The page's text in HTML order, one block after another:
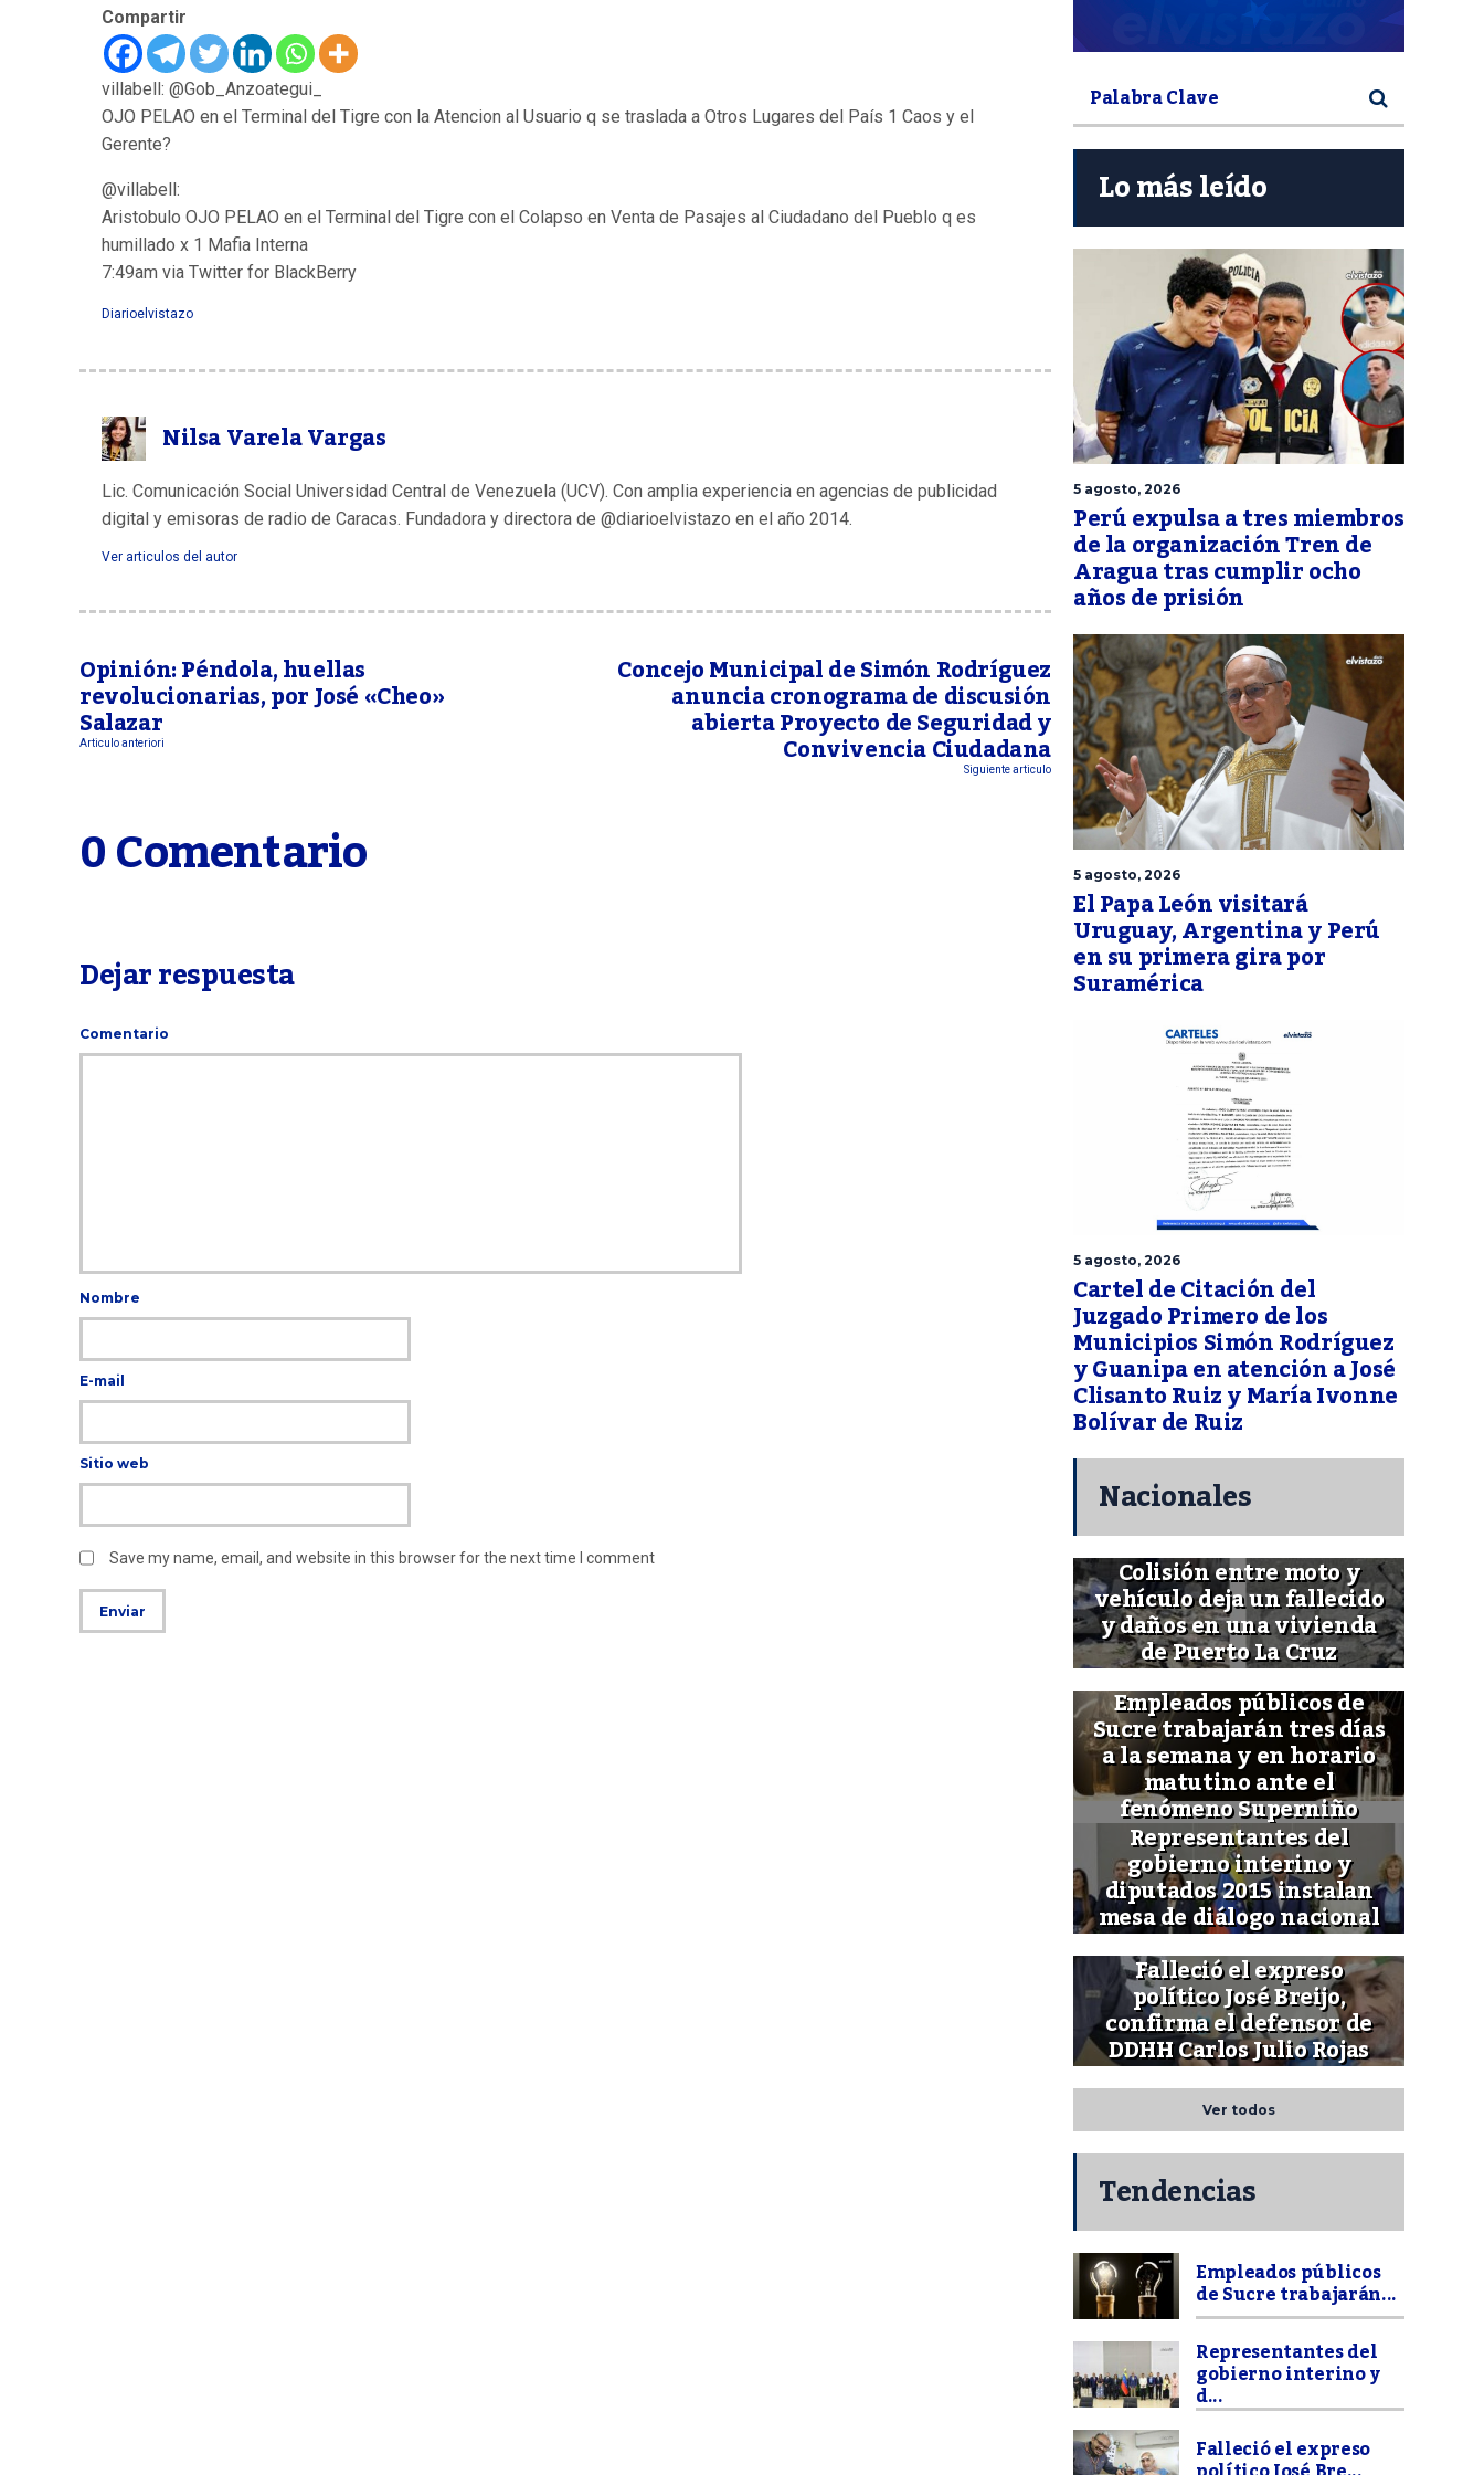
Compartir
villabell: @Gob_Anzoategui_
OJO PELAO en el Terminal del Tigre con la Atencion al Usuario q se traslada a Otros Lugares del País 1 Caos y el
Gerente?
@villabell:
Aristobulo OJO PELAO en el Terminal del Tigre con el Colapso en Venta de Pasajes al Ciudadano del Pueblo q es
humillado x 1 Mafia Interna
7:49am via Twitter for BlackBerry
Diarioelvistazo
Nilsa Varela Vargas
Lic. Comunicación Social Universidad Central de Venezuela (UCV). Con amplia experiencia en agencias de publicidad
digital y emisoras de radio de Caracas. Fundadora y directora de @diarioelvistazo en el año 2014.
Ver articulos del autor
Opinión: Péndola, huellas
revolucionarias, por José «Cheo»
Salazar
Articulo anteriori
Concejo Municipal de Simón Rodríguez
anuncia cronograma de discusión
abierta Proyecto de Seguridad y
Convivencia Ciudadana
Siguiente articulo
0 Comentario
Dejar respuesta
Comentario
Nombre
E-mail
Sitio web
Save my name, email, and website in this browser for the next time I comment
Lo más leído
5 agosto, 2026
Perú expulsa a tres miembros
de la organización Tren de
Aragua tras cumplir ocho
años de prisión
5 agosto, 2026
El Papa León visitará
Uruguay, Argentina y Perú
en su primera gira por
Suramérica
5 agosto, 2026
Cartel de Citación del
Juzgado Primero de los
Municipios Simón Rodríguez
y Guanipa en atención a José
Clisanto Ruiz y María Ivonne
Bolívar de Ruiz
Nacionales
Colisión entre moto y
vehículo deja un fallecido
y daños en una vivienda
de Puerto La Cruz
Empleados públicos de
Sucre trabajarán tres días
a la semana y en horario
matutino ante el
fenómeno Superniño
Representantes del
gobierno interino y
diputados 2015 instalan
mesa de diálogo nacional
Falleció el expreso
político José Breijo,
confirma el defensor de
DDHH Carlos Julio Rojas
Ver todos
Tendencias
Empleados públicos
de Sucre trabajarán...
Representantes del
gobierno interino y
d...
Falleció el expreso